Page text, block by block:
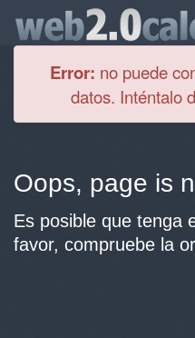
Error: no puede
datos. Inténtalo
Oops, page is
Es posible que tenga
favor, compruebe la